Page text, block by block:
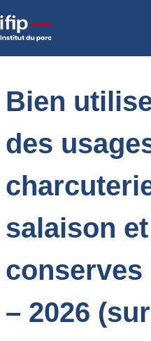
Accueil
des usages de la charcuterie,
Bien
des
salaison
conserves
– 2026